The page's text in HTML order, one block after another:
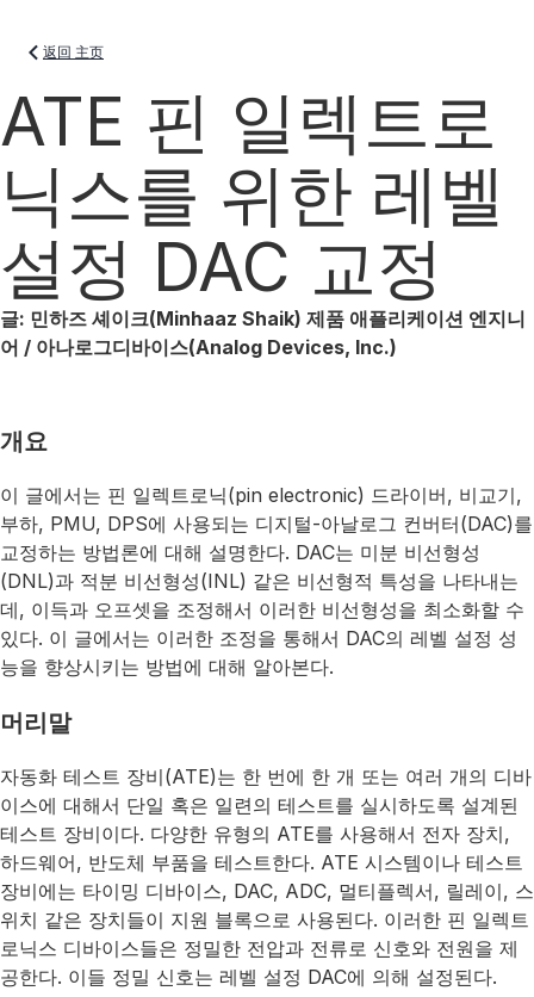
返回 主页
ATE 핀 일렉트로
닉스를 위한 레벨
설정 DAC 교정
글: 민하즈 셰이크(Minhaaz Shaik) 제품 애플리케이션 엔지니
어 / 아나로그디바이스(Analog Devices, Inc.)
개요
이 글에서는 핀 일렉트로닉(pin electronic) 드라이버, 비교기,
부하, PMU, DPS에 사용되는 디지털-아날로그 컨버터(DAC)를
교정하는 방법론에 대해 설명한다. DAC는 미분 비선형성
(DNL)과 적분 비선형성(INL) 같은 비선형적 특성을 나타내는
데, 이득과 오프셋을 조정해서 이러한 비선형성을 최소화할 수
있다. 이 글에서는 이러한 조정을 통해서 DAC의 레벨 설정 성
능을 향상시키는 방법에 대해 알아본다.
머리말
자동화 테스트 장비(ATE)는 한 번에 한 개 또는 여러 개의 디바
이스에 대해서 단일 혹은 일련의 테스트를 실시하도록 설계된
테스트 장비이다. 다양한 유형의 ATE를 사용해서 전자 장치,
하드웨어, 반도체 부품을 테스트한다. ATE 시스템이나 테스트
장비에는 타이밍 디바이스, DAC, ADC, 멀티플렉서, 릴레이, 스
위치 같은 장치들이 지원 블록으로 사용된다. 이러한 핀 일렉트
로닉스 디바이스들은 정밀한 전압과 전류로 신호와 전원을 제
공한다. 이들 정밀 신호는 레벨 설정 DAC에 의해 설정된다.